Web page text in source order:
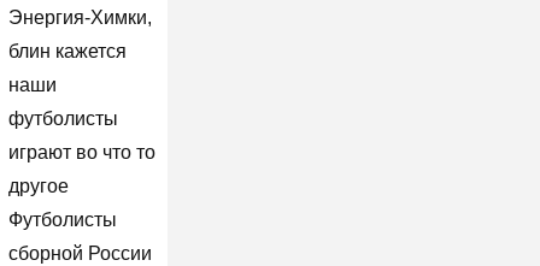
Энергия-Химки,
блин кажется
наши
футболисты
играют во что то
другое
Футболисты
сборной России